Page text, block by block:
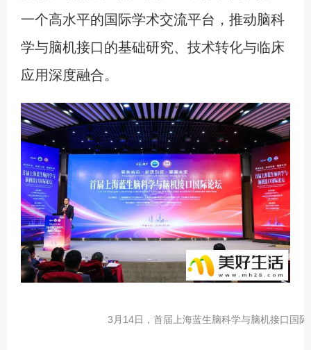
一个高水平的国际学术交流平台，推动脑科
学与脑机接口的基础研究、技术转化与临床
应用深度融合。
3月14日，首届上海蓝生脑科学与脑机接口国